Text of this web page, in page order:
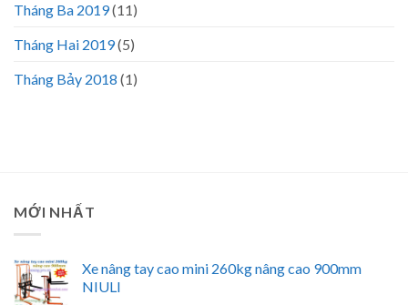
Tháng Ba 2019(11)
Tháng Hai 2019(5)
Tháng Bảy 2018 (1)
MỚI NHẤT
Xe nâng tay cao mini 260kg nâng cao 900mm
NIULI